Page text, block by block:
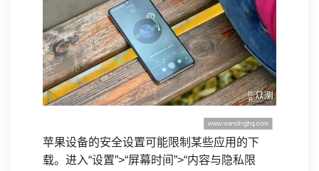
苹果设备的安全设置可能限制某些应用的下
载。进入“设置”>“屏幕时间”>“内容与隐私限